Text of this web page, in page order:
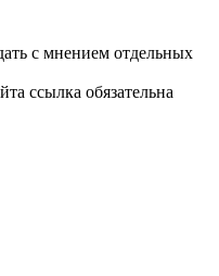
с мнением отдельных
ссылка обязательна